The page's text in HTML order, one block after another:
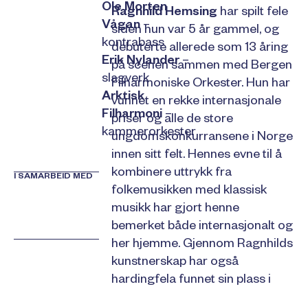
Ole Morten
Vågan –
kontrabass
Erik Nylander–
slagverk
Arktisk
Filharmoni–
kammerorkester
I SAMARBEID MED
Ragnhild Hemsing har spilt fele
siden hun var 5 år gammel, og
debuterte allerede som 13 åring
på scenen sammen med Bergen
Filharmoniske Orkester. Hun har
vunnet en rekke internasjonale
priser og alle de store
ungdomskonkurransene i Norge
innen sitt felt. Hennes evne til å
kombinere uttrykk fra
folkemusikken med klassisk
musikk har gjort henne
bemerket både internasjonalt og
her hjemme. Gjennom Ragnhilds
kunstnerskap har også
hardingfela funnet sin plass i